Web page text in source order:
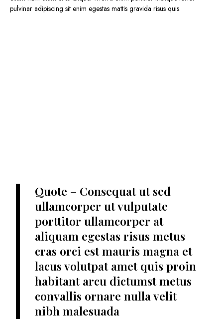
pulvinar adipiscing sit enim egestas mattis gravida risus quis.
Quote – Consequat ut sed
ullamcorper ut vulputate
porttitor ullamcorper at
aliquam egestas risus metus
cras orci est mauris magna et
lacus volutpat amet quis proin
habitant arcu dictumst metus
convallis ornare nulla velit
nibh malesuada